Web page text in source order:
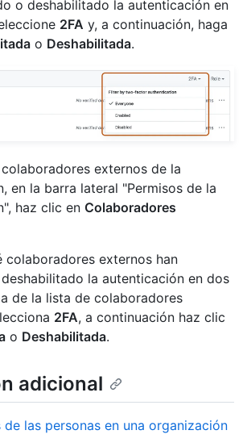
o deshabilitado la autenticación en
2FA y, a continuación, haga
o Deshabilitada.
externos de la
en la barra lateral "Permisos de la
haz clic en Colaboradores
colaboradores externos han
la autenticación en dos
de la lista de colaboradores
2FA, a continuación haz clic
o Deshabilitada.
adicional
de las personas en una organización